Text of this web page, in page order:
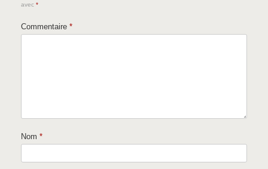
avec *
Commentaire *
Nom *